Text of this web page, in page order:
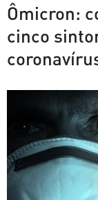
Ômicron:
cinco